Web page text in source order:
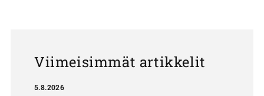
Viimeisimmät artikkelit
5.8.2026